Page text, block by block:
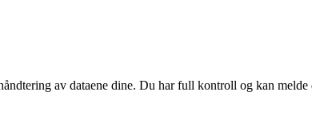
av dataene dine. Du har full kontroll og kan melde